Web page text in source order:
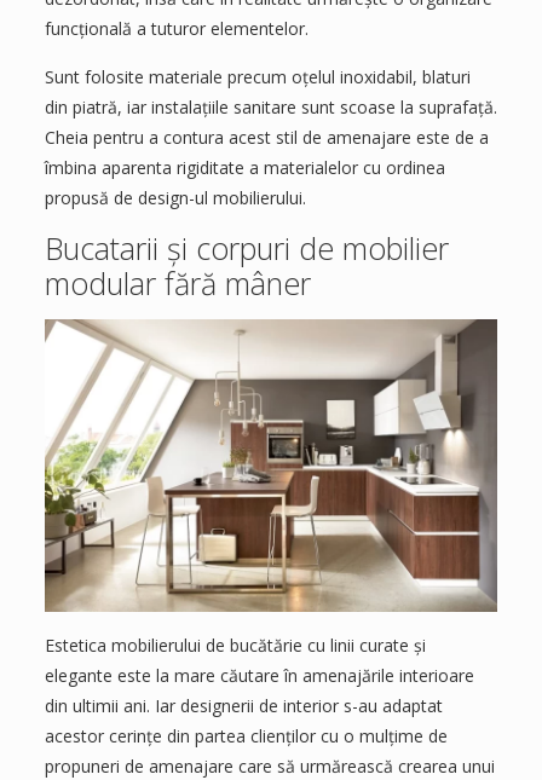
funcțională a tuturor elementelor.
Sunt folosite materiale precum oțelul inoxidabil, blaturi
din piatră, iar instalațiile sanitare sunt scoase la suprafață.
Cheia pentru a contura acest stil de amenajare este de a
îmbina aparenta rigiditate a materialelor cu ordinea
propusă de design-ul mobilierului.
Bucatarii și corpuri de mobilier
modular fără mâner
Estetica mobilierului de bucătărie cu linii curate și
elegante este la mare căutare în amenajările interioare
din ultimii ani. Iar designerii de interior s-au adaptat
acestor cerințe din partea clienților cu o mulțime de
propuneri de amenajare care să urmărească crearea unui